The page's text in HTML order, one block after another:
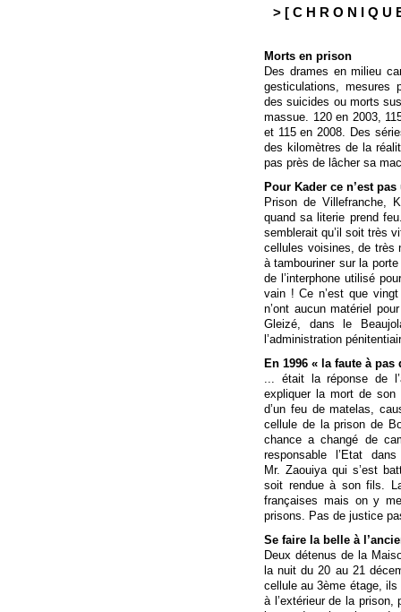
> [ C H R O N I Q U
Morts en prison
Des drames en milieu
gesticulations, mesures
des suicides ou morts
massue. 120 en 2003,
et 115 en 2008. Des
des kilomètres de la
pas près de lâcher sa
Pour Kader ce n’est
Prison de Villefranche,
quand sa literie prend
semblerait qu’il soit très
cellules voisines, de très
à tambouriner sur la
de l’interphone utilisé
vain ! Ce n’est que
n’ont aucun matériel
Gleizé, dans le
l’administration
En 1996 « la faute à pas
... était la réponse de
expliquer la mort de
d’un feu de matelas,
cellule de la prison de
chance a changé de
responsable l’Etat
Mr. Zaouiya qui s’est
soit rendue à son fils.
françaises mais on y
prisons. Pas de justice
Se faire la belle à
Deux détenus de la
la nuit du 20 au 21
cellule au 3ème étage,
à l’extérieur de la prison,